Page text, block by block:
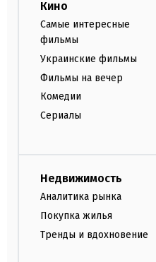
Кино
Самые интересные
фильмы
Украинские фильмы
Фильмы на вечер
Комедии
Сериалы
Недвижимость
Аналитика рынка
Покупка жилья
Тренды и вдохновение